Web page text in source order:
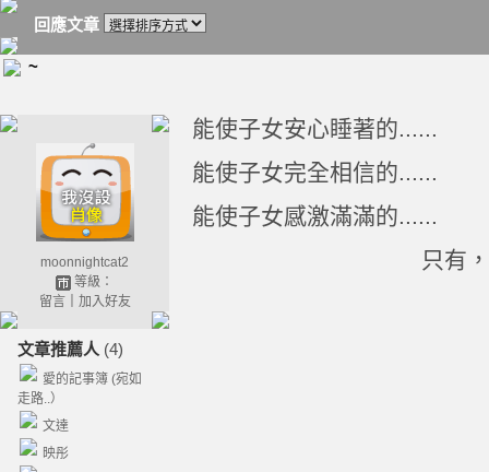
回應文章
~
moonnightcat2
等級：
留言｜ 加入好友
文章推薦人 (4)
愛的記事簿 (宛如
走路..）
文達
映彤
能使子女安心睡著的......
能使子女完全相信的......
能使子女感激滿滿的......
只有，母